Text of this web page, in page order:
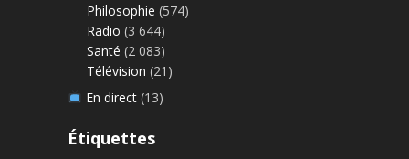
Philosophie (574)
Radio (3 644)
Santé (2 083)
Télévision (21)
En direct(13)
Étiquettes